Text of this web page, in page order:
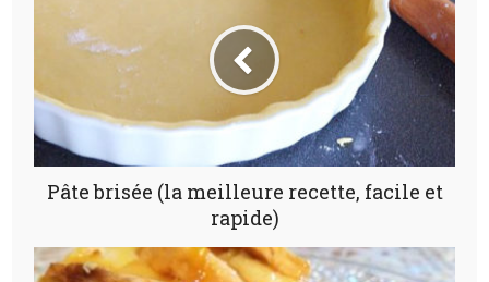
Pâte brisée (la meilleure recette, facile et
rapide)